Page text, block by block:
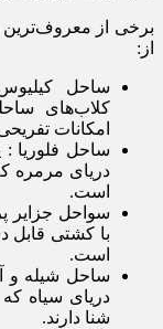
برخی از معروف‌ترین
از:
ساحل
کلاب‌های
امکانات
ساحل فلوریا :
دریای مرمره
است.
سواحل جزایر
با کشتی قابل
است.
ساحل شیله و
دریای سیاه
شنا دارند.